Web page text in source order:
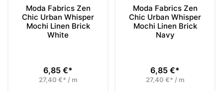
Moda Fabrics Zen
Chic Urban Whisper
Mochi Linen Brick
White
Preis
6,85 €*
27,40 €* / m
Moda Fabrics Zen
Chic Urban Whisper
Mochi Linen Brick
Navy
Preis
6,85 €*
27,40 €* / m